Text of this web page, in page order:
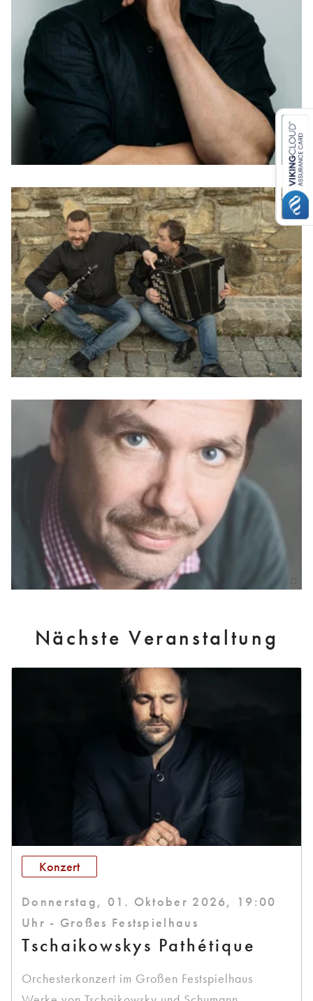
Nächste Veranstaltung
Konzert
Donnerstag, 01. Oktober 2026, 19:00
Uhr - Großes Festspielhaus
Tschaikowskys Pathétique
Orchesterkonzert im Großen Festspielhaus